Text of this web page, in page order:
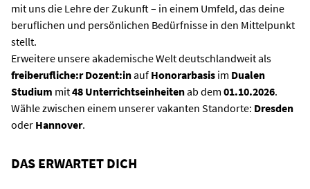
mit uns die Lehre der Zukunft – in einem Umfeld, das deine
beruflichen und persönlichen Bedürfnisse in den Mittelpunkt
stellt.
Erweitere unsere akademische Welt deutschlandweit als
freiberufliche:r Dozent:inauf Honorarbasis im Dualen
Studium mit48 Unterrichtseinheitenab dem 01.10.2026.
Wähle zwischen einem unserer vakanten Standorte: Dresden
oder Hannover.
DAS ERWARTET DICH